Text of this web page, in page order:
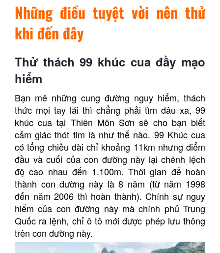
Những điều tuyệt vời nên thử
khi đến đây
Thử thách 99 khúc cua đầy mạo
hiểm
Bạn mê những cung đường nguy hiểm, thách
thức mọi tay lái thì chẳng phải tìm đâu xa, 99
khúc cua tại Thiên Môn Sơn sẽ cho bạn biết
cảm giác thót tim là như thế nào. 99 Khúc cua
có tổng chiều dài chỉ khoảng 11km nhưng điểm
đầu và cuối của con đường này lại chênh lệch
độ cao nhau đến 1.100m. Thời gian để hoàn
thành con đường này là 8 năm (từ năm 1998
đến năm 2006 thì hoàn thành). Chính sự nguy
hiểm của con đường này mà chính phủ Trung
Quốc ra lệnh, chỉ ô tô mới được phép lưu thông
trên con đường này.